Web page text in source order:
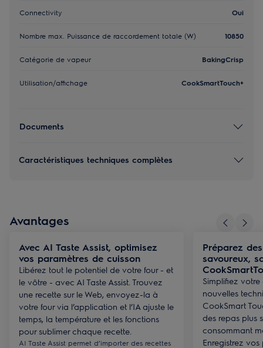
Connectivity Oui
Nombre max. Puissance de raccordement totale (W) 10850
Catégorie de vapeur BakingCrisp
Utilisation/affichage CookSmartTouch+
Documents
Caractéristiques techniques complètes
Avantages
Avec AI Taste Assist, optimisez
vos paramètres de cuisson
Libérez tout le potentiel de votre four - et
le vôtre - avec AI Taste Assist. Trouvez
une recette sur le Web, envoyez-la à
votre four via l’application et l’IA ajuste le
temps, la température et les fonctions
pour sublimer chaque recette.
AI Taste Assist permet d’importer des recettes
Préparez
savoureux,
Simplifiez
nouvelles
CookSmart
des repas plus
consommant
Enregistrez